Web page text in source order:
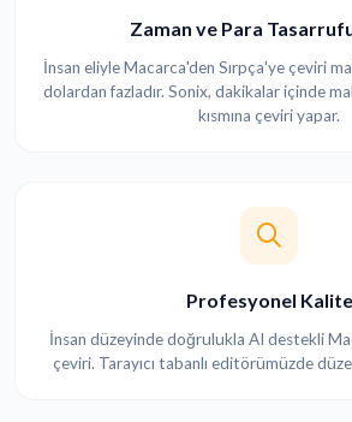
Zaman ve Para Tasarrufu
İnsan eliyle Macarca'den Sırpça'ye çeviri
dolardan fazladır. Sonix, dakikalar içinde
kısmına çeviri yapar.
Profesyonel Kalite
İnsan düzeyinde doğrulukla AI destekli
çeviri. Tarayıcı tabanlı editörümüzde